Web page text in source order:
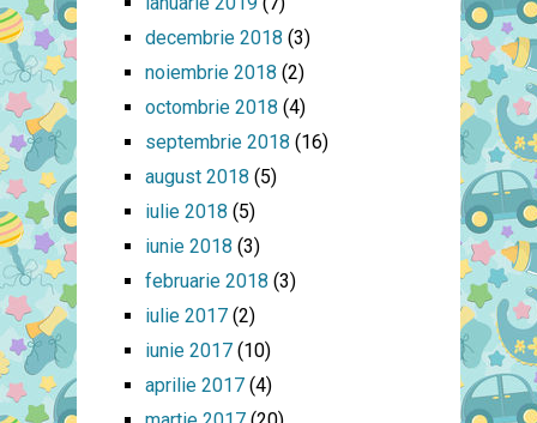
decembrie 2018 (3)
noiembrie 2018 (2)
octombrie 2018 (4)
septembrie 2018 (16)
august 2018 (5)
iulie 2018 (5)
iunie 2018 (3)
februarie 2018 (3)
iulie 2017(2)
iunie 2017(10)
aprilie 2017(4)